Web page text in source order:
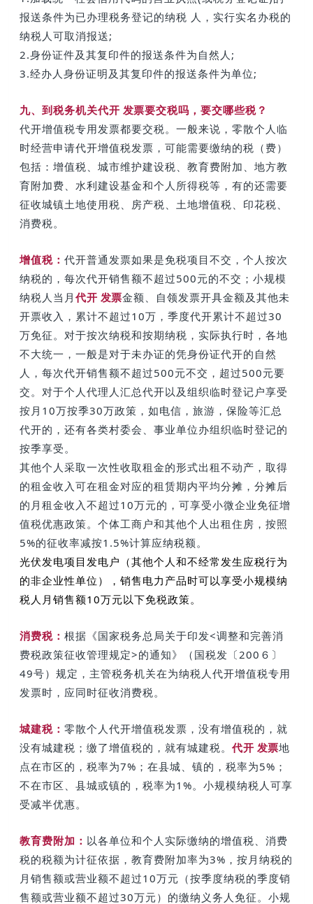
报送条件为已办理税务登记的纳税 人，实行实名办税的
纳税人可取消报送;
2.身份证件及其复印件的报送条件为自然人;
3.经办人身份证明及其复印件的报送条件为单位;
九、到税务机关代开 发票要交税吗，要交哪些税？
代开增值税专用发票都要交税。一般来说，零散个人临
时经营申请代开增值税发票，可能需要缴纳的税（费）
包括：增值税、城市维护建设税、教育费附加、地方教
育附加费、水利建设基金和个人所得税等，有的还需要
征收城镇土地使用税、房产税、土地增值税、印花税、
消费税。
增值税：代开普通发票如果是免税项目不交，个人按次
纳税的，每次代开销售额不超过500元的不交；小规模
纳税人当月代开 发票金额、自领发票开具金额及其他未
开票收入，累计不超过10万，季度代开累计不超过30
万免征。 对于按次纳税和按期纳税，实际执行时，各地
不大统一，一般是对于未办证的凭身份证代开的自然
人，每次代开销售额不超过500元不交，超过500元要
交。对于个人代理人汇总代开以及组织临时登记户享受
按月10万按季30万政策，如电信，旅游，保险等汇总
代开的，还有各类村委会、事业单位办组织临时登记的
按季享受。
其他个人采取一次性收取租金的形式出租不动产，取得
的租金收入可在租金对应的租赁期内平均分摊，分摊后
的月租金收入不超过10万元的，可享受小微企业免征增
值税优惠政策。个体工商户和其他个人出租住房，按照
5%的征收率减按1.5%计算应纳税额。
光伏发电项目发电户（其他个人和不经常发生应税行为
的非企业性单位），销售电力产品时可以享受小规模纳
税人月销售额10万元以下免税政策。
消费税：根据《国家税务总局关于印发<调整和完善消
费税政策征收管理规定>的通知》（国税发〔200６〕
49号）规定，主管税务机关在为纳税人代开增值税专用
发票时，应同时征收消费税。
城建税：零散个人代开增值税发票，没有增值税的，就
没有城建税；缴了增值税的，就有城建税。代开 发票地
点在市区的，税率为7%；在县城、镇的，税率为5%；
不在市区、县城或镇的，税率为1%。小规模纳税人可享
受减半优惠。
教育费附加： 以各单位和个人实际缴纳的增值税、消费
税的税额为计征依据，教育费附加率为3%，按月纳税的
月销售额或营业额不超过10万元（按季度纳税的季度销
售额或营业额不超过30万元）的缴纳义务人免征。小规